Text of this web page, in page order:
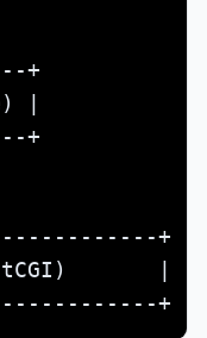
+
|
+
+
|
+